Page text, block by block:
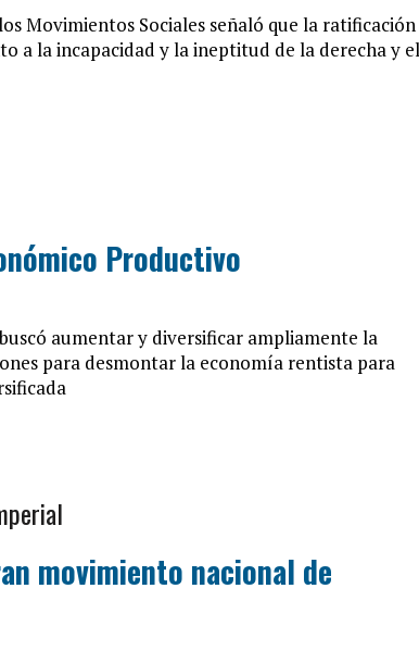
Movimientos Sociales señaló que la ratificación
a la incapacidad y la ineptitud de la derecha y el
Productivo
aumentar y diversificar ampliamente la
para desmontar la economía rentista para
movimiento nacional de